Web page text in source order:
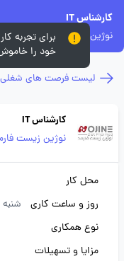
کارشناس IT
نوژین زیست فارمد
لیست فرصت های شغلی
کارشناس IT
نوژین زیست
محل کار
روز و ساعت کاری
شنبه تا سه
نوع همکاری
مزایا و تسهیلات
خود را